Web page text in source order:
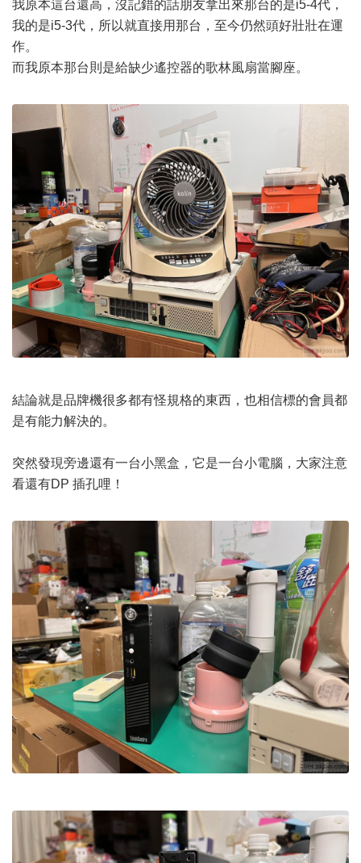
我原本這台還高，沒記錯的話朋友拿出來那台的是i5-4代，
我的是i5-3代，所以就直接用那台，至今仍然頭好壯壯在運
作。
而我原本那台則是給缺少遙控器的歌林風扇當腳座。
結論就是品牌機很多都有怪規格的東西，也相信標的會員都
是有能力解決的。
突然發現旁邊還有一台小黑盒，它是一台小電腦，大家注意
看還有DP 插孔哩！